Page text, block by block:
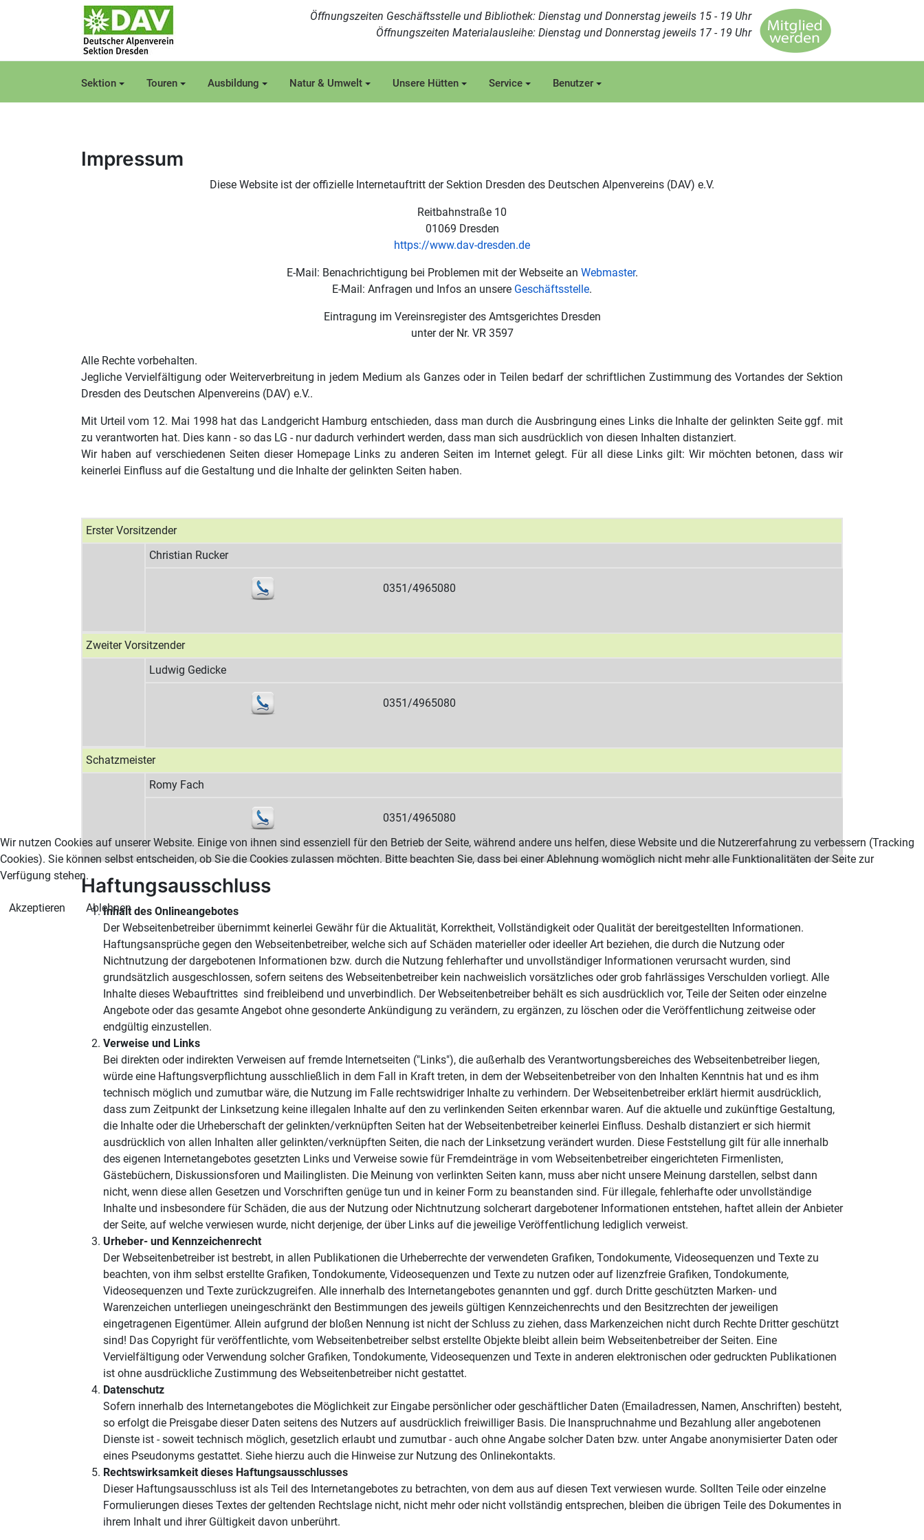
Öffnungszeiten Geschäftsstelle und Bibliothek: Dienstag und Donnerstag jeweils 15 - 19 Uhr
Öffnungszeiten Materialausleihe: Dienstag und Donnerstag jeweils 17 - 19 Uhr
Sektion Touren Ausbildung Natur & Umwelt Unsere Hütten Service Benutzer
Impressum
Diese Website ist der offizielle Internetauftritt der Sektion Dresden des Deutschen Alpenvereins (DAV) e.V.
Reitbahnstraße 10
01069 Dresden
https://www.dav-dresden.de
E-Mail: Benachrichtigung bei Problemen mit der Webseite an Webmaster.
E-Mail: Anfragen und Infos an unsere Geschäftsstelle.
Eintragung im Vereinsregister des Amtsgerichtes Dresden
unter der Nr. VR 3597
Alle Rechte vorbehalten.
Jegliche Vervielfältigung oder Weiterverbreitung in jedem Medium als Ganzes oder in Teilen bedarf der schriftlichen Zustimmung des Vortandes der Sektion
Dresden des Deutschen Alpenvereins (DAV) e.V..
Mit Urteil vom 12. Mai 1998 hat das Landgericht Hamburg entschieden, dass man durch die Ausbringung eines Links die Inhalte der gelinkten Seite ggf. mit
zu verantworten hat. Dies kann - so das LG - nur dadurch verhindert werden, dass man sich ausdrücklich von diesen Inhalten distanziert.
Wir haben auf verschiedenen Seiten dieser Homepage Links zu anderen Seiten im Internet gelegt. Für all diese Links gilt: Wir möchten betonen, dass wir
keinerlei Einfluss auf die Gestaltung und die Inhalte der gelinkten Seiten haben.
Erster Vorsitzender
Christian Rucker
0351/4965080
Zweiter Vorsitzender
Ludwig Gedicke
0351/4965080
Schatzmeister
Romy Fach
0351/4965080
Haftungsausschluss
Inhalt des Onlineangebotes
Der Webseitenbetreiber übernimmt keinerlei Gewähr für die Aktualität, Korrektheit, Vollständigkeit oder Qualität der bereitgestellten Informationen.
Haftungsansprüche gegen den Webseitenbetreiber, welche sich auf Schäden materieller oder ideeller Art beziehen, die durch die Nutzung oder
Nichtnutzung der dargebotenen Informationen bzw. durch die Nutzung fehlerhafter und unvollständiger Informationen verursacht wurden, sind
grundsätzlich ausgeschlossen, sofern seitens des Webseitenbetreiber kein nachweislich vorsätzliches oder grob fahrlässiges Verschulden vorliegt. Alle
Inhalte dieses Webauftrittes sind freibleibend und unverbindlich. Der Webseitenbetreiber behält es sich ausdrücklich vor, Teile der Seiten oder einzelne
Angebote oder das gesamte Angebot ohne gesonderte Ankündigung zu verändern, zu ergänzen, zu löschen oder die Veröffentlichung zeitweise oder
endgültig einzustellen.
Verweise und Links
Bei direkten oder indirekten Verweisen auf fremde Internetseiten ("Links"), die außerhalb des Verantwortungsbereiches des Webseitenbetreiber liegen,
würde eine Haftungsverpflichtung ausschließlich in dem Fall in Kraft treten, in dem der Webseitenbetreiber von den Inhalten Kenntnis hat und es ihm
technisch möglich und zumutbar wäre, die Nutzung im Falle rechtswidriger Inhalte zu verhindern. Der Webseitenbetreiber erklärt hiermit ausdrücklich,
dass zum Zeitpunkt der Linksetzung keine illegalen Inhalte auf den zu verlinkenden Seiten erkennbar waren. Auf die aktuelle und zukünftige Gestaltung,
die Inhalte oder die Urheberschaft der gelinkten/verknüpften Seiten hat der Webseitenbetreiber keinerlei Einfluss. Deshalb distanziert er sich hiermit
ausdrücklich von allen Inhalten aller gelinkten/verknüpften Seiten, die nach der Linksetzung verändert wurden. Diese Feststellung gilt für alle innerhalb
des eigenen Internetangebotes gesetzten Links und Verweise sowie für Fremdeinträge in vom Webseitenbetreiber eingerichteten Firmenlisten,
Gästebüchern, Diskussionsforen und Mailinglisten. Die Meinung von verlinkten Seiten kann, muss aber nicht unsere Meinung darstellen, selbst dann
nicht, wenn diese allen Gesetzen und Vorschriften genüge tun und in keiner Form zu beanstanden sind. Für illegale, fehlerhafte oder unvollständige
Inhalte und insbesondere für Schäden, die aus der Nutzung oder Nichtnutzung solcherart dargebotener Informationen entstehen, haftet allein der Anbieter
der Seite, auf welche verwiesen wurde, nicht derjenige, der über Links auf die jeweilige Veröffentlichung lediglich verweist.
Urheber- und Kennzeichenrecht
Der Webseitenbetreiber ist bestrebt, in allen Publikationen die Urheberrechte der verwendeten Grafiken, Tondokumente, Videosequenzen und Texte zu
beachten, von ihm selbst erstellte Grafiken, Tondokumente, Videosequenzen und Texte zu nutzen oder auf lizenzfreie Grafiken, Tondokumente,
Videosequenzen und Texte zurückzugreifen. Alle innerhalb des Internetangebotes genannten und ggf. durch Dritte geschützten Marken- und
Warenzeichen unterliegen uneingeschränkt den Bestimmungen des jeweils gültigen Kennzeichenrechts und den Besitzrechten der jeweiligen
eingetragenen Eigentümer. Allein aufgrund der bloßen Nennung ist nicht der Schluss zu ziehen, dass Markenzeichen nicht durch Rechte Dritter geschützt
sind! Das Copyright für veröffentlichte, vom Webseitenbetreiber selbst erstellte Objekte bleibt allein beim Webseitenbetreiber der Seiten. Eine
Vervielfältigung oder Verwendung solcher Grafiken, Tondokumente, Videosequenzen und Texte in anderen elektronischen oder gedruckten Publikationen
ist ohne ausdrückliche Zustimmung des Webseitenbetreiber nicht gestattet.
Datenschutz
Sofern innerhalb des Internetangebotes die Möglichkeit zur Eingabe persönlicher oder geschäftlicher Daten (Emailadressen, Namen, Anschriften) besteht,
so erfolgt die Preisgabe dieser Daten seitens des Nutzers auf ausdrücklich freiwilliger Basis. Die Inanspruchnahme und Bezahlung aller angebotenen
Dienste ist - soweit technisch möglich, gesetzlich erlaubt und zumutbar - auch ohne Angabe solcher Daten bzw. unter Angabe anonymisierter Daten oder
eines Pseudonyms gestattet. Siehe hierzu auch die Hinweise zur Nutzung des Onlinekontakts.
Rechtswirksamkeit dieses Haftungsausschlusses
Dieser Haftungsausschluss ist als Teil des Internetangebotes zu betrachten, von dem aus auf diesen Text verwiesen wurde. Sollten Teile oder einzelne
Formulierungen dieses Textes der geltenden Rechtslage nicht, nicht mehr oder nicht vollständig entsprechen, bleiben die übrigen Teile des Dokumentes in
ihrem Inhalt und ihrer Gültigkeit davon unberührt.
Wir nutzen Cookies auf unserer Website. Einige von ihnen sind essenziell für den Betrieb der Seite, während andere uns helfen, diese Website und die Nutzererfahrung zu verbessern (Tracking
Cookies). Sie können selbst entscheiden, ob Sie die Cookies zulassen möchten. Bitte beachten Sie, dass bei einer Ablehnung womöglich nicht mehr alle Funktionalitäten der Seite zur
Verfügung stehen.
Akzeptieren Ablehnen